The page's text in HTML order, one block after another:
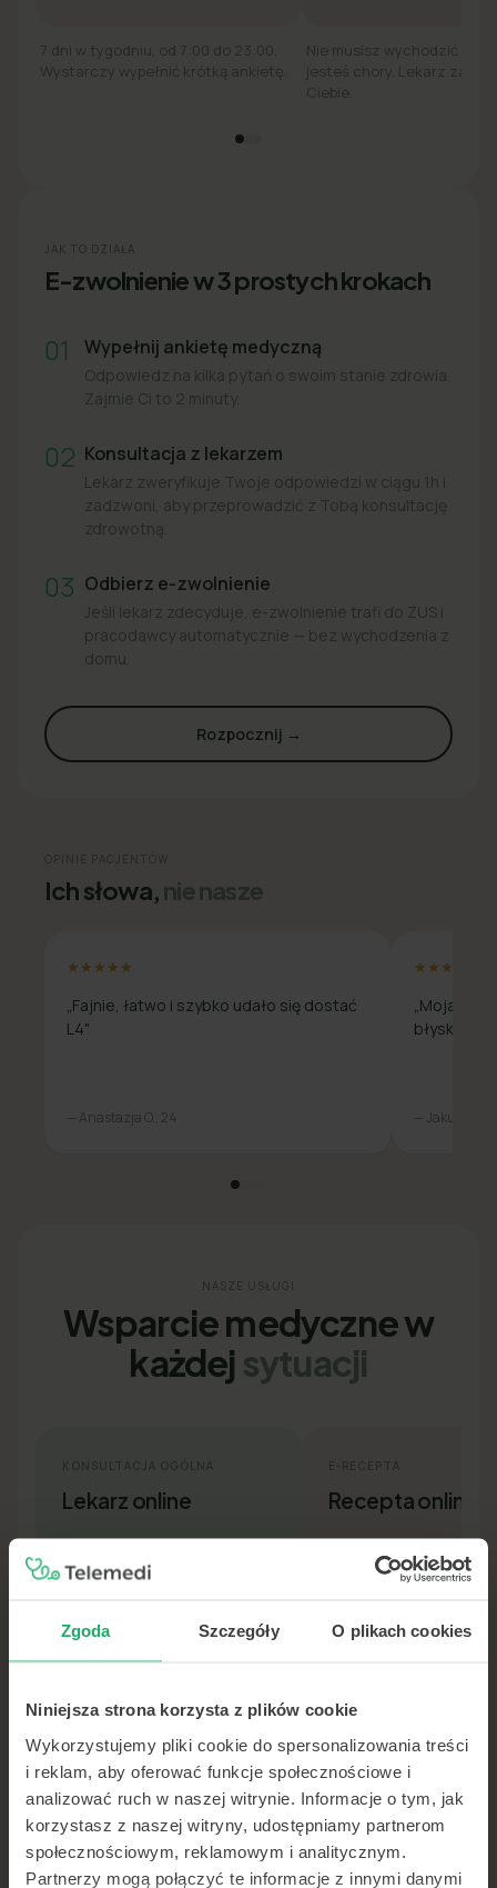
Zgoda Szczegóły O plikach cookies
Niniejsza strona korzysta z plików cookie
Wykorzystujemy pliki cookie do spersonalizowania treści
i reklam, aby oferować funkcje społecznościowe i
analizować ruch w naszej witrynie. Informacje o tym, jak
korzystasz z naszej witryny, udostępniamy partnerom
społecznościowym, reklamowym i analitycznym.
Partnerzy mogą połączyć te informacje z innymi danymi
7 dni w tygodniu, od 7:00 do 23:00.
Wystarczy wypełnić krótką ankietę.
Nie musisz wychodzić z
jesteś chory. Lekarz
Ciebie.
JAK TO DZIAŁA
E-zwolnienie w 3 prostych krokach
01 Wypełnij ankietę medyczną
Odpowiedz na kilka pytań o swoim stanie zdrowia.
Zajmie Ci to 2 minuty.
02 Konsultacja z lekarzem
Lekarz zweryfikuje Twoje odpowiedzi w ciągu 1h i
zadzwoni, aby przeprowadzić z Tobą konsultację
zdrowotną.
03 Odbierz e-zwolnienie
Jeśli lekarz zdecyduje, e-zwolnienie trafi do ZUS i
pracodawcy automatycznie — bez wychodzenia z
domu.
Rozpocznij →
OPINIE PACJENTÓW
Ich słowa,nie nasze
★★★★★
„Fajnie, łatwo i szybko udało się dostać
L4"
— Anastazja O., 24
★★★★★
„Moja
— Jakub L., 31
NASZE USŁUGI
Wsparcie medyczne w
każdej sytuacji
Lekarz online
Lekarz pierwszego kontaktu w 15
minut — wideo, telefon lub czat.
E-RECEPTA
Recepta online
Nowa recepta lub
leków bez wizyty osobiście.